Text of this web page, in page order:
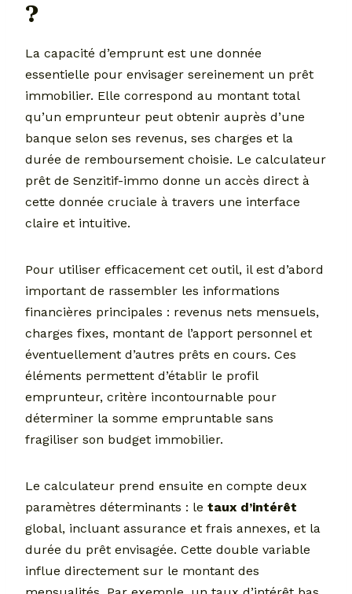
?
La capacité d’emprunt est une donnée
essentielle pour envisager sereinement un prêt
immobilier. Elle correspond au montant total
qu’un emprunteur peut obtenir auprès d’une
banque selon ses revenus, ses charges et la
durée de remboursement choisie. Le calculateur
prêt de Senzitif-immo donne un accès direct à
cette donnée cruciale à travers une interface
claire et intuitive.
Pour utiliser efficacement cet outil, il est d’abord
important de rassembler les informations
financières principales : revenus nets mensuels,
charges fixes, montant de l’apport personnel et
éventuellement d’autres prêts en cours. Ces
éléments permettent d’établir le profil
emprunteur, critère incontournable pour
déterminer la somme empruntable sans
fragiliser son budget immobilier.
Le calculateur prend ensuite en compte deux
paramètres déterminants : le taux d’intérêt
global, incluant assurance et frais annexes, et la
durée du prêt envisagée. Cette double variable
influe directement sur le montant des